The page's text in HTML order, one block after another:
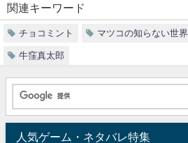
関連キーワード
チョコミント マツコの知らない世界
牛窪真太郎
人気ゲーム・ネタバレ特集